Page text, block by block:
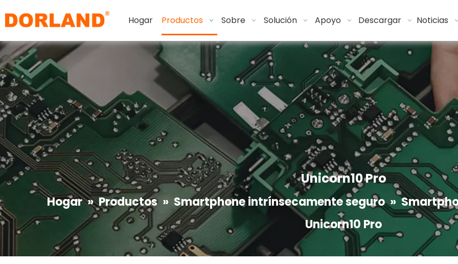
Hogar Productos Sobre Solución Apoyo Descargar Noticias
Unicorn10 Pro
Hogar »Productos » Smartphone intrínsecamente seguro »
Unicorn10 Pro